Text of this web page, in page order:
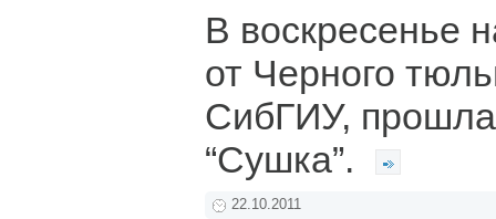
В воскресенье
от Черного
СибГИУ,
“Сушка”.
22.10.2011